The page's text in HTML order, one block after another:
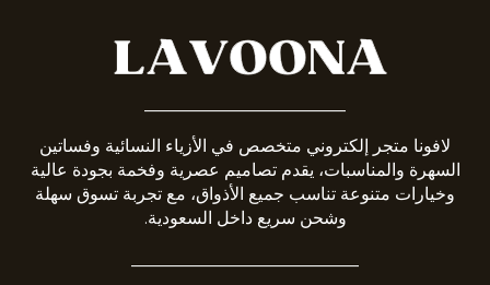
لافونا متجر إلكتروني متخصص في الأزياء النسائية وفساتين
السهرة والمناسبات، يقدم تصاميم عصرية وفخمة بجودة عالية
وخيارات متنوعة تناسب جميع الأذواق، مع تجربة تسوق سهلة
وشحن سريع داخل السعودية.